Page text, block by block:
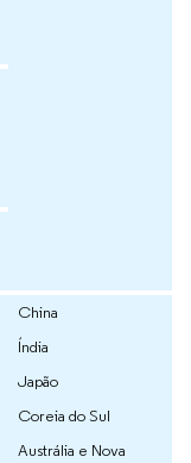
China
Índia
Japão
Coreia do Sul
Austrália e Nova